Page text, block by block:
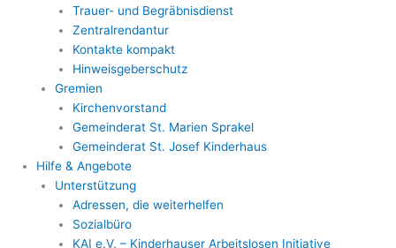
Trauer- und Begräbnisdienst
Zentralrendantur
Kontakte kompakt
Hinweisgeberschutz
Gremien
Kirchenvorstand
Gemeinderat St. Marien Sprakel
Gemeinderat St. Josef Kinderhaus
Hilfe & Angebote
Unterstützung
Adressen, die weiterhelfen
Sozialbüro
KAI e.V. – Kinderhauser Arbeitslosen Initiative